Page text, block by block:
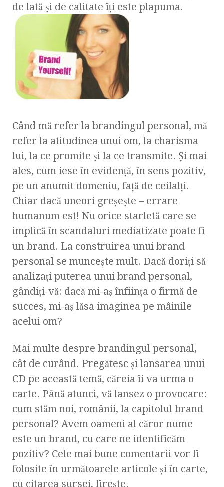
de lată şi de calitate îţi este plapuma.
Când mă refer la brandingul personal, mă
refer la atitudinea unui om, la charisma
lui, la ce promite şi la ce transmite. Şi mai
ales, cum iese în evidenţă, în sens pozitiv,
pe un anumit domeniu, faţă de ceilalţi.
Chiar dacă uneori greşeşte – errare
humanum est! Nu orice starletă care se
implică în scandaluri mediatizate poate fi
un brand. La construirea unui brand
personal se munceşte mult. Dacă doriţi să
analizaţi puterea unui brand personal,
gândiţi-vă: dacă mi-aş înfiinţa o firmă de
succes, mi-aş lăsa imaginea pe mâinile
acelui om?
Mai multe despre brandingul personal,
cât de curând. Pregătesc şi lansarea unui
CD pe această temă, căreia îi va urma o
carte. Până atunci, vă lansez o provocare:
cum stăm noi, românii, la capitolul brand
personal? Avem oameni al căror nume
este un brand, cu care ne identificăm
pozitiv? Cele mai bune comentarii vor fi
folosite în următoarele articole şi în carte,
cu citarea sursei, fireşte.